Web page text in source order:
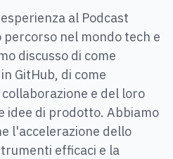
al Podcast
nel mondo tech e
discusso di come
GitHub, di come
e del loro
idee di prodotto. Abbiamo
l'accelerazione dello
efficaci e la